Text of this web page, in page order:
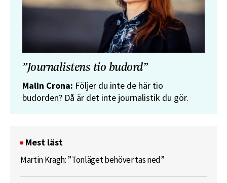
”Journalistens tio budord”
Malin Crona: Följer du inte de här tio
budorden? Då är det inte journalistik du gör.
Mest läst
Martin Kragh: ”Tonläget behöver tas ned”